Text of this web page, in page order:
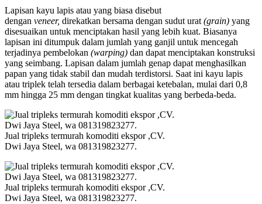
Lapisan kayu lapis atau yang biasa disebut
dengan veneer, direkatkan bersama dengan sudut urat (grain) yang
disesuaikan untuk menciptakan hasil yang lebih kuat. Biasanya
lapisan ini ditumpuk dalam jumlah yang ganjil untuk mencegah
terjadinya pembelokan (warping) dan dapat menciptakan konstruksi
yang seimbang. Lapisan dalam jumlah genap dapat menghasilkan
papan yang tidak stabil dan mudah terdistorsi. Saat ini kayu lapis
atau triplek telah tersedia dalam berbagai ketebalan, mulai dari 0,8
mm hingga 25 mm dengan tingkat kualitas yang berbeda-beda.
Jual tripleks termurah komoditi ekspor ,CV.
Dwi Jaya Steel, wa 081319823277.
Jual tripleks termurah komoditi ekspor ,CV.
Dwi Jaya Steel, wa 081319823277.